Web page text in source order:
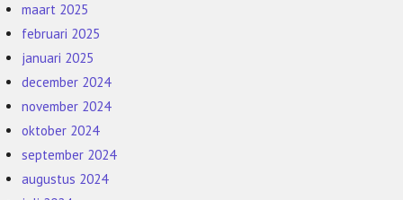
maart 2025
februari 2025
januari 2025
december 2024
november 2024
oktober 2024
september 2024
augustus 2024